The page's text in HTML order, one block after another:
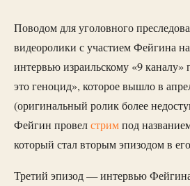
Поводом для уголовного
видеоролики с участием Фейгина
интервью израильскому «9 каналу»
это геноцид», которое вышло в
(оригинальный ролик более
Фейгин провелстримпод
который стал вторым эпизодом в
Третий эпизод — интервью